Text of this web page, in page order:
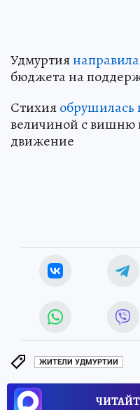
Удмуртия
бюджета на
Стихия
величиной с вишню
движение
ЖИТЕЛИ УДМУРТИИ